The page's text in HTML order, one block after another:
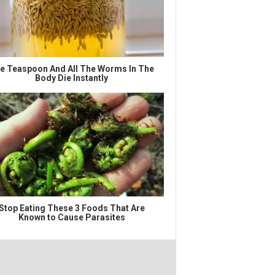
Teaspoon And All The Worms In The
Body Die Instantly
Eating These 3 Foods That Are
Known to Cause Parasites